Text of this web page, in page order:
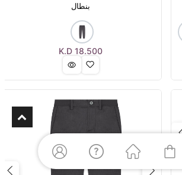
بنطال
18.500